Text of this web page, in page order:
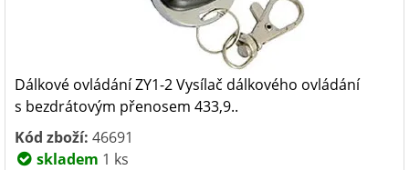
Dálkové ovládání ZY1-2 Vysílač dálkového ovládání
s bezdrátovým přenosem 433,9..
Kód zboží: 46691
skladem 1 ks